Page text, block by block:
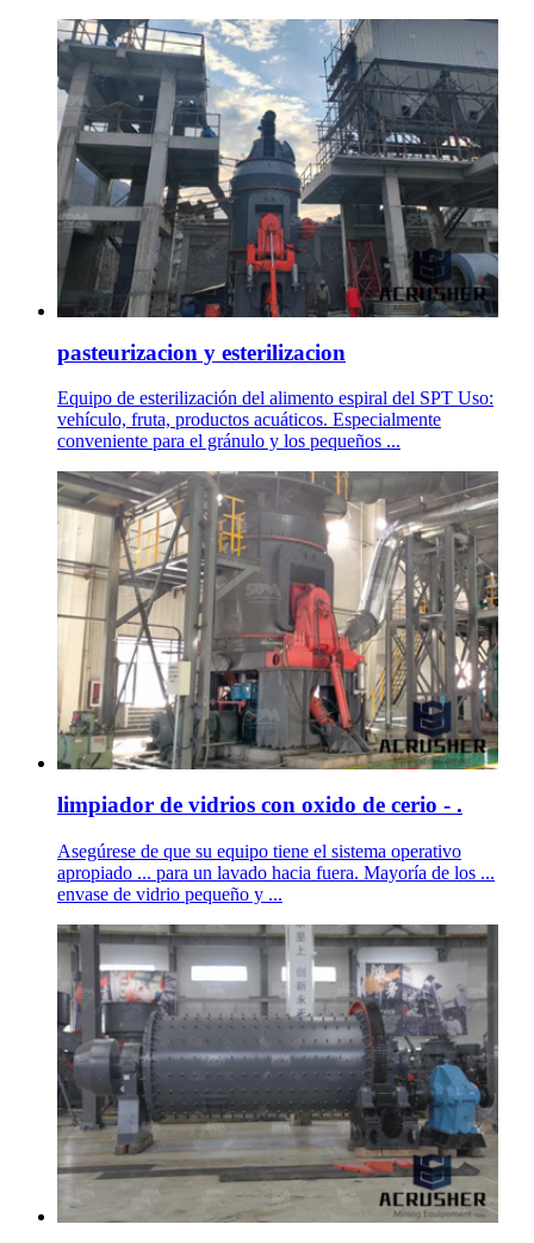
pasteurizacion y esterilizacion
Equipo de esterilización del alimento espiral del SPT Uso:
vehículo, fruta, productos acuáticos. Especialmente
conveniente para el gránulo y los pequeños ...
limpiador de vidrios con oxido de cerio - .
Asegúrese de que su equipo tiene el sistema operativo
apropiado ... para un lavado hacia fuera. Mayoría de los ...
envase de vidrio pequeño y ...